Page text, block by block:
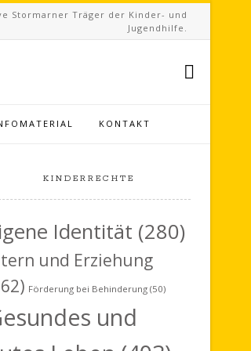
Stormarner Träger der Kinder- und
Jugendhilfe.
KONTAKT
KINDERRECHTE
Identität (280)
und Erziehung
Förderung bei Behinderung (50)
und